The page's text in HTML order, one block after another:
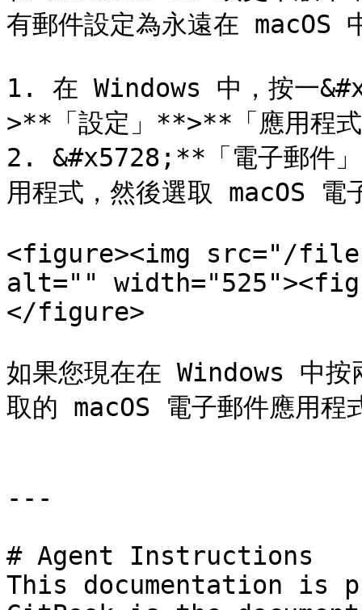
有郵件設定為永遠在 macOS
1. 在 Windows 中，按一
>**「設定」**>**「應用程
2. &#x5728;**「電子郵件
用程式，然後選取 macOS 電
<figure><img src="/files/
alt=""
</figure>
如果您現在在 Windows 中按
取的 macOS 電子郵件應用程
---
# Agent Instructions
This documentation is